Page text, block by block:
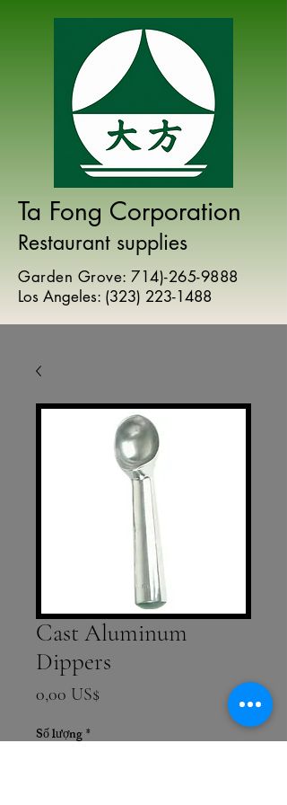
Ta Fong Corporation
Restaurant supplies
Garden Grove:714)-265-9888
Los Angeles: (323) 223-1488
Cast Aluminum
Dippers
0,00 US$
Số lượng*